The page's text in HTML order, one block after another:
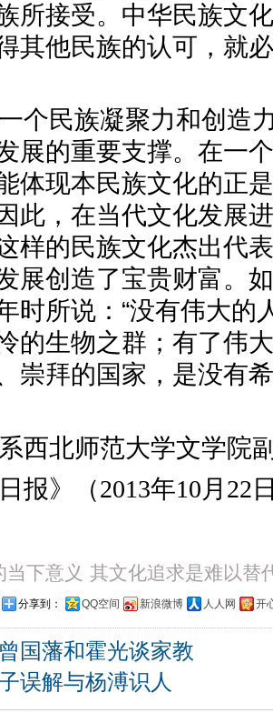
所接受。中华民族文
其他民族的认可，就
个民族凝聚力和创造
展的重要支撑。在一
体现本民族文化的正
此，在当代文化发展
样的民族文化杰出代
展创造了宝贵财富。
时所说：“没有伟大的
的生物之群；有了伟
崇拜的国家，是没
系西北师范大学文
日报》（2013年10月22
当下意义 其文化追求是难以替
分享到： QQ空间 新浪微博 人人网 开
国藩和霍光谈家教
误解与杨溥识人